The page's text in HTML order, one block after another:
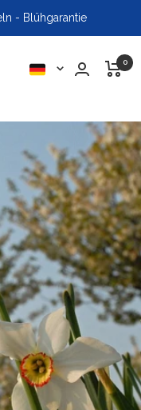
- Blühgarantie
Sprache 0